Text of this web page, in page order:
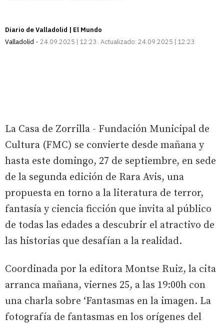
Diario de Valladolid | El Mundo
Valladolid
24.09.2025 | 12:23 Actualizado: 24.09.2025 | 12:23
La Casa de Zorrilla - Fundación Municipal de
Cultura (FMC) se convierte desde mañana y
hasta este domingo, 27 de septiembre, en sede
de la segunda edición de Rara Avis, una
propuesta en torno a la literatura de terror,
fantasía y ciencia ficción que invita al público
de todas las edades a descubrir el atractivo de
las historias que desafían a la realidad.
Coordinada por la editora Montse Ruiz, la cita
arranca mañana, viernes 25, a las 19:00h con
una charla sobre ‘Fantasmas en la imagen. La
fotografía de fantasmas en los orígenes del